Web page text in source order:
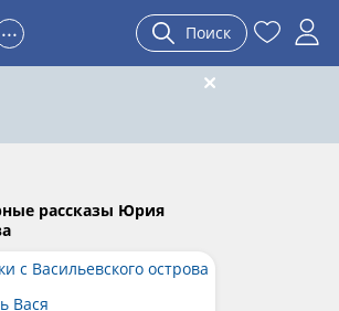
... Поиск
рассказы Юрия
с Васильевского острова
Вася